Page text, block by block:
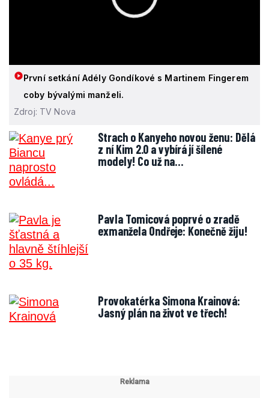
První setkání Adély Gondíkové s Martinem Fingerem
coby bývalými manželi.
Zdroj: TV Nova
Strach o Kanyeho novou ženu: Dělá
z ní Kim 2.0 a vybírá jí šílené
modely! Co už na…
Pavla Tomicová poprvé o zradě
exmanžela Ondřeje: Konečně žiju!
Provokatérka Simona Krainová:
Jasný plán na život ve třech!